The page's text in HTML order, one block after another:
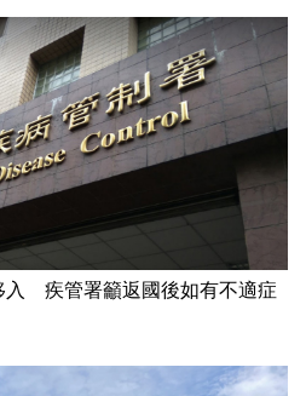
入 疾管署籲返國後如有不適症